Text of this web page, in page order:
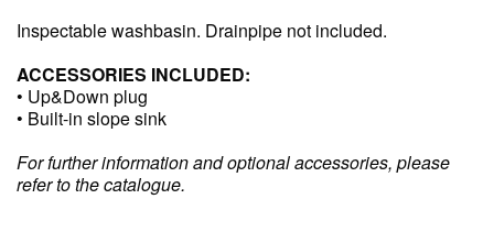
Inspectable washbasin. Drainpipe not included.
ACCESSORIES INCLUDED:
• Up&Down plug
• Built-in slope sink
For further information and optional accessories, please
refer to the catalogue.